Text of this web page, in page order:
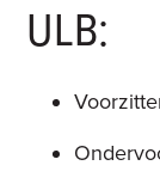
ULB: